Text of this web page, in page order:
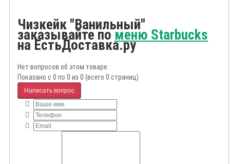
Чизкейк "Ванильный"
заказывайте поменю Starbucks
на ЕстьДоставка.ру
Нет вопросов об этом товаре.
Показано с 0 по 0 из 0 (всего 0 страниц)
Написать вопрос